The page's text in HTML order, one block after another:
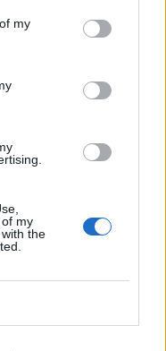
my
my
the
nées après 1980 : le
je valide : c’est le